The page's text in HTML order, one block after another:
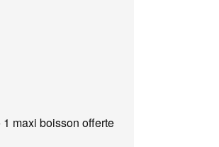
maxi boisson offerte